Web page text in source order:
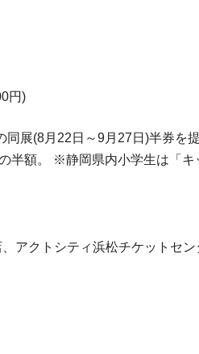
円)
展(8月22日～9月27日)半券を
額。 ※静岡県内小学生は「キ
アクトシティ浜松チケットセ